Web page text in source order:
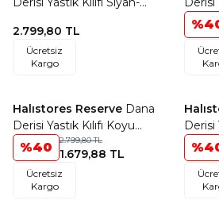
2.799,80 TL
Ücretsiz
Kargo
Kahve
%
Favorilere Ekle
Halıstores Reserve Dana
Derisi Yastık Kılıfı Koyu
Kahve-Krem
%40 2.799,80TL
1.679,88 TL
Ücretsiz
Kargo
Derisi
Kahve
%